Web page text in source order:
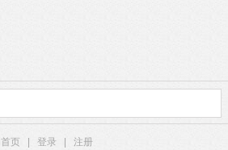
首页 登录
注册